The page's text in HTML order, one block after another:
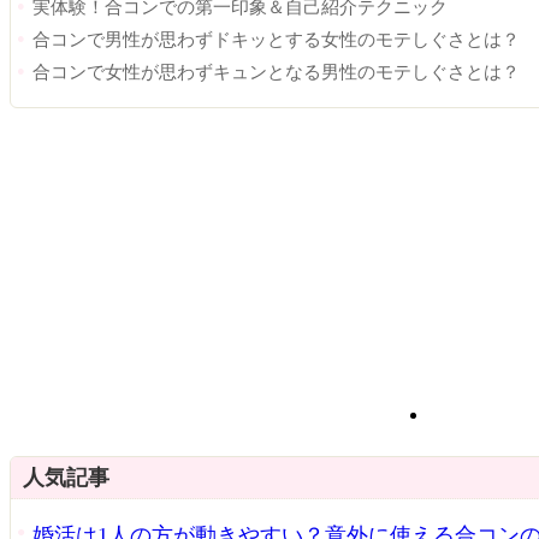
実体験！合コンでの第一印象＆自己紹介テクニック
合コンで男性が思わずドキッとする女性のモテしぐさとは？
合コンで女性が思わずキュンとなる男性のモテしぐさとは？
人気記事